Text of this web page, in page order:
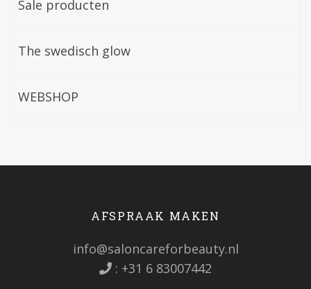
Sale producten
The swedisch glow
WEBSHOP
AFSPRAAK MAKEN
info@saloncareforbeauty.nl
: +31 6 83007442